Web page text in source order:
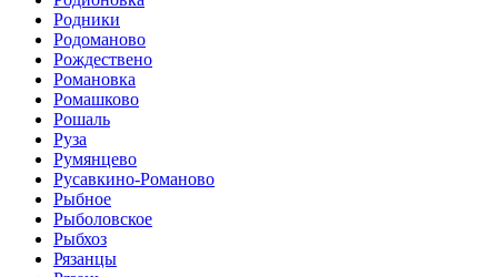
Родники
Родоманово
Рождествено
Романовка
Ромашково
Рошаль
Руза
Румянцево
Русавкино-Романово
Рыбное
Рыболовское
Рыбхоз
Рязанцы